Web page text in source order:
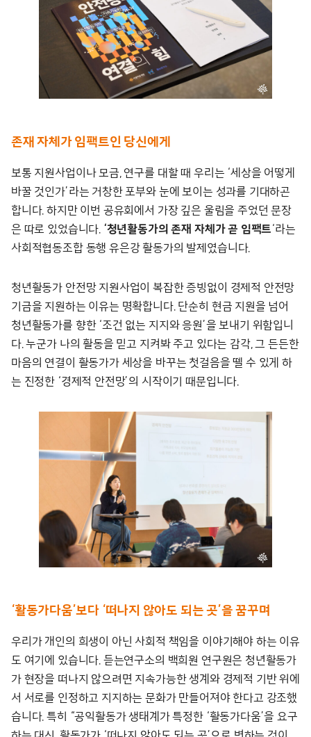
존재 자체가 임팩트인 당신에게
보통 지원사업이나 모금, 연구를 대할 때 우리는 ‘세상을 어떻게
바꿀 것인가’라는 거창한 포부와 눈에 보이는 성과를 기대하곤
합니다. 하지만 이번 공유회에서 가장 깊은 울림을 주었던 문장
은 따로 있었습니다. ‘청년활동가의 존재 자체가 곧 임팩트‘라는
사회적협동조합 동행 유은강 활동가의 발제였습니다.
청년활동가 안전망 지원사업이 복잡한 증빙없이 경제적 안전망
기금을 지원하는 이유는 명확합니다. 단순히 현금 지원을 넘어
청년활동가를 향한 ‘조건 없는 지지와 응원’을 보내기 위함입니
다. 누군가 나의 활동을 믿고 지켜봐 주고 있다는 감각, 그 든든한
마음의 연결이 활동가가 세상을 바꾸는 첫걸음을 뗄 수 있게 하
는 진정한 ‘경제적 안전망’의 시작이기 때문입니다.
‘활동가다움’보다 ‘떠나지 않아도 되는 곳’을 꿈꾸며
우리가 개인의 희생이 아닌 사회적 책임을 이야기해야 하는 이유
도 여기에 있습니다. 듣는연구소의 백희원 연구원은 청년활동가
가 현장을 떠나지 않으려면 지속가능한 생계와 경제적 기반 위에
서 서로를 인정하고 지지하는 문화가 만들어져야 한다고 강조했
습니다. 특히 “공익활동가 생태계가 특정한 ‘활동가다움’을 요구